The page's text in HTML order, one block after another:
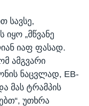
სავსე,
„მწვანე
იაფ ფასად.
ამგვარი
ნაცვლად, EB-
მას ტრამპის
უთხრა